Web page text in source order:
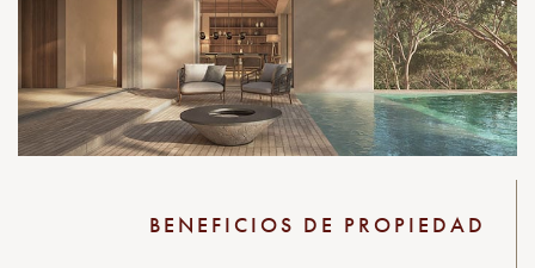
BENEFICIOS DE PROPIEDAD